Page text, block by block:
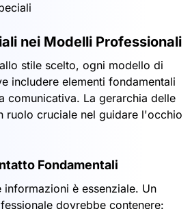
nei Modelli Professionali
stile scelto, ogni modello di
includere elementi fondamentali
comunicativa. La gerarchia delle
ruolo cruciale nel guidare l'occhio
Fondamentali
è essenziale. Un
dovrebbe contenere: